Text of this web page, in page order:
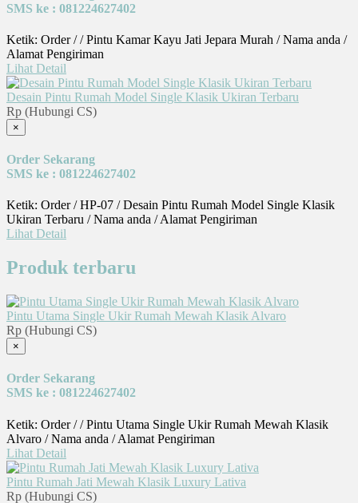
SMS ke : 081224627402
Ketik: Order / / Pintu Kamar Kayu Jati Jepara Murah / Nama anda /
Alamat Pengiriman
Lihat Detail
Desain Pintu Rumah Model Single Klasik Ukiran Terbaru
Rp (Hubungi CS)
×
Order Sekarang
SMS ke : 081224627402
Ketik: Order / HP-07 / Desain Pintu Rumah Model Single Klasik
Ukiran Terbaru / Nama anda / Alamat Pengiriman
Lihat Detail
Produk terbaru
Pintu Utama Single Ukir Rumah Mewah Klasik Alvaro
Rp (Hubungi CS)
×
Order Sekarang
SMS ke : 081224627402
Ketik: Order / / Pintu Utama Single Ukir Rumah Mewah Klasik
Alvaro / Nama anda / Alamat Pengiriman
Lihat Detail
Pintu Rumah Jati Mewah Klasik Luxury Lativa
Rp (Hubungi CS)